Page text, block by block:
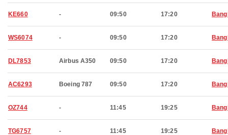
KE660 - 09:50 17:20
WS6074 - 09:50 17:20
DL7853 Airbus A350 09:50 17:20
AC6293 Boeing 787 09:50 17:20
OZ744 - 11:45 19:25
TG6757 - 11:45 19:25